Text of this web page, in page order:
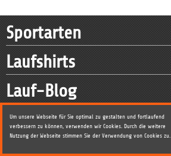
Sportarten
Laufshirts
Lauf-Blog
Service
Kontakt
Um unsere Webseite für Sie optimal zu gestalten und fortlaufend
verbessern zu können, verwenden wir Cookies. Durch die weitere
Nutzung der Webseite stimmen Sie der Verwendung von Cookies zu.